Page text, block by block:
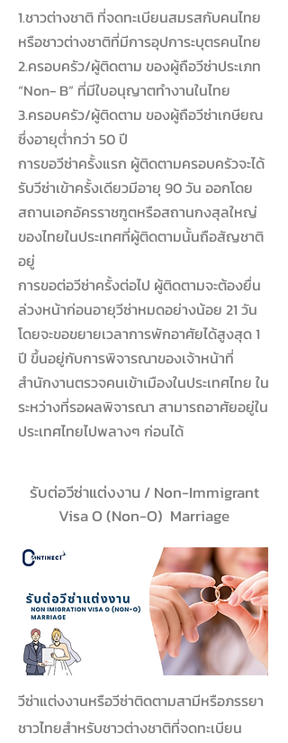
1.ชาวต่างชาติ ที่จดทะเบียนสมรสกับคนไทย
หรือชาวต่างชาติที่มีการอุปการะบุตรคนไทย
2.ครอบครัว/ผู้ติดตาม ของผู้ถือวีซ่าประเภท
“Non- B” ที่มีใบอนุญาตทำงานในไทย
3.ครอบครัว/ผู้ติดตาม ของผู้ถือวีซ่าเกษียณ
ซึ่งอายุต่ำกว่า 50 ปี
การขอวีซ่าครั้งแรก ผู้ติดตามครอบครัวจะได้
รับวีซ่าเข้าครั้งเดียวมีอายุ 90 วัน ออกโดย
สถานเอกอัครราชฑูตหรือสถานกงสุลใหญ่
ของไทยในประเทศที่ผู้ติดตามนั้นถือสัญชาติ
อยู่
การขอต่อวีซ่าครั้งต่อไป ผู้ติดตามจะต้องยื่น
ล่วงหน้าก่อนอายุวีซ่าหมดอย่างน้อย 21 วัน
โดยจะขอขยายเวลาการพักอาศัยได้สูงสุด 1
ปี ขึ้นอยู่กับการพิจารณาของเจ้าหน้าที่
สำนักงานตรวจคนเข้าเมืองในประเทศไทย ใน
ระหว่างที่รอผลพิจารณา สามารถอาศัยอยู่ใน
ประเทศไทยไปพลางๆ ก่อนได้
รับต่อวีซ่าแต่งงาน / Non-Immigrant
Visa O (Non-O) Marriage
วีซ่าแต่งงานหรือวีซ่าติดตามสามีหรือภรรยา
ชาวไทยสำหรับชาวต่างชาติที่จดทะเบียน